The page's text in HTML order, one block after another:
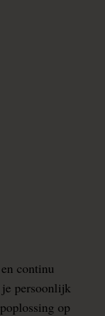
continu
persoonlijk
op